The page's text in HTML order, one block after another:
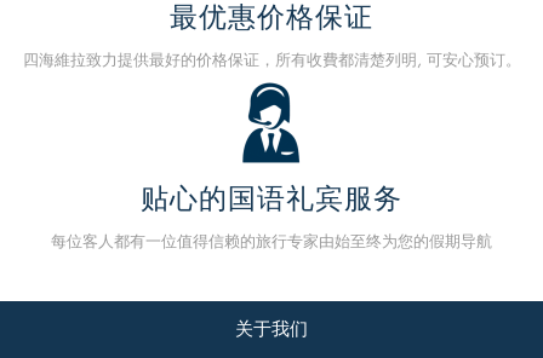
最优惠价格保证
四海維拉致力提供最好的价格保证，所有收費都清楚列明, 可安心预订。
贴心的国语礼宾服务
每位客人都有一位值得信赖的旅行专家由始至终为您的假期导航
关于我们